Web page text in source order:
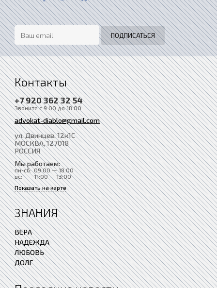
Контакты
+7 920 362 32 54
Звоните с 9:00 до 18:00
advokat-diablo@gmail.com
ул. Двинцев, 12к1С
МОСКВА, 127018
РОССИЯ
Мы работаем:
пн-сб: 09:00 — 18:00
вс:
11:00 — 13:00
Показать на карте
ЗНАНИЯ
ВЕРА
НАДЕЖДА
ЛЮБОВЬ
ДОЛГ